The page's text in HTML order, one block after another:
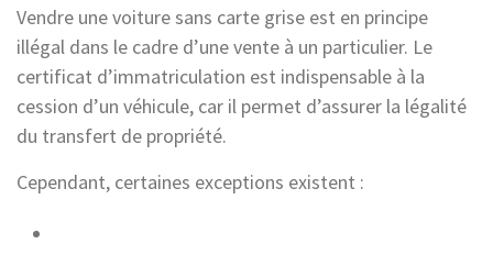
Vendre une voiture sans carte grise est en principe
illégal dans le cadre d’une vente à un particulier. Le
certificat d’immatriculation est indispensable à la
cession d’un véhicule, car il permet d’assurer la légalité
du transfert de propriété.
Cependant, certaines exceptions existent :